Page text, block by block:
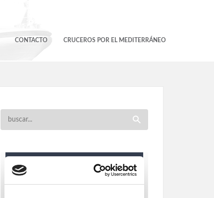
CONTACTO CRUCEROS POR EL MEDITERRÁNEO